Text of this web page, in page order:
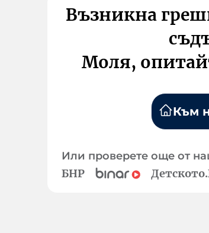
Възникна
Моля,
Към
Или проверете още от
БНР